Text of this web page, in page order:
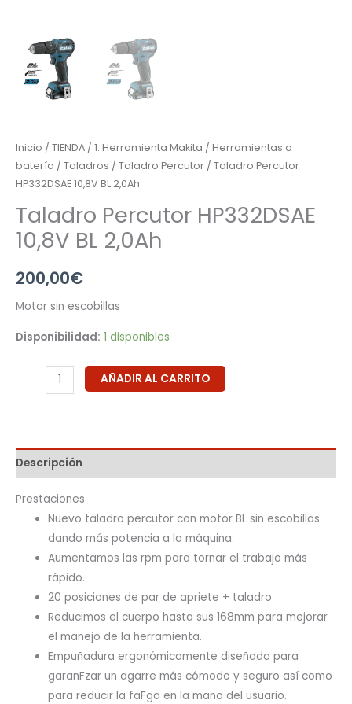
Inicio / TIENDA / 1. Herramienta Makita / Herramientas a
batería / Taladros / Taladro Percutor / Taladro Percutor
HP332DSAE 10,8V BL 2,0Ah
Taladro Percutor HP332DSAE
10,8V BL 2,0Ah
200,00€
Motor sin escobillas
Disponibilidad: 1 disponibles
AÑADIR AL CARRITO
Descripción
Prestaciones
Nuevo taladro percutor con motor BL sin escobillas
dando más potencia a la máquina.
Aumentamos las rpm para tornar el trabajo más
rápido.
20 posiciones de par de apriete + taladro.
Reducimos el cuerpo hasta sus 168mm para mejorar
el manejo de la herramienta.
Empuñadura ergonómicamente diseñada para
garanFzar un agarre más cómodo y seguro así como
para reducir la faFga en la mano del usuario.